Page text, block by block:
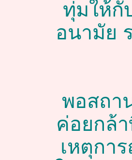
ทุ่มให้กั
อนามัย
พอสถา
ค่อยกล้า
เหตุกา